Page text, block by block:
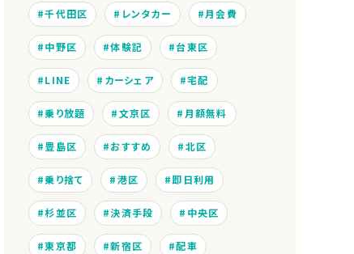
千代田区 レンタカー 月会費
中野区 体験記 台東区
LINE カーシェア 宅配
乗り放題 文京区 月額無料
豊島区 おすすめ 北区
乗り捨て 港区 即日利用
杉並区 決済手段 中央区
東京都 新宿区 配車